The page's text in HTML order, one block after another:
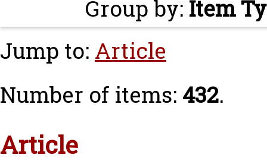
Group by: Item
Jump to: Article
Number of items: 432.
Article